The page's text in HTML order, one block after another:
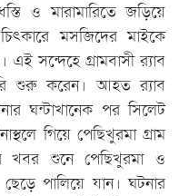
ও মারামারিতে জড়িয়ে
মসজিদের মাইকে
সন্দেহে গ্রামবাসী র‌্যাব
শুরু করেন। আহত র‌্যাব
ঘন্টাখানেক পর সিলেট
গিয়ে পেছিখুরমা গ্রাম
খবর শুনে পেছিখুরমা ও
পালিয়ে যান। ঘটনার